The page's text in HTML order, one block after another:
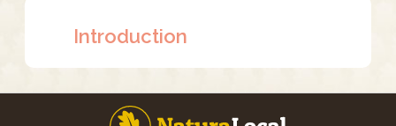
Introduction